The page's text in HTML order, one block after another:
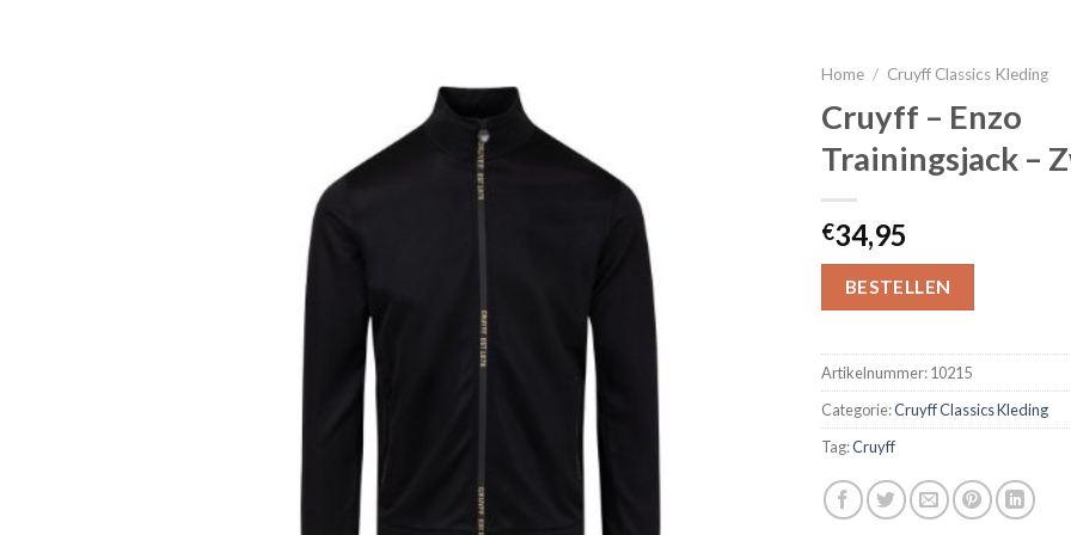
Home / Cruyff Classics Kleding
Cruyff – Enzo
Trainingsjack –
€34,95
BESTELLEN
Artikelnummer:10215
Categorie:Cruyff Classics Kleding
Tag:Cruyff